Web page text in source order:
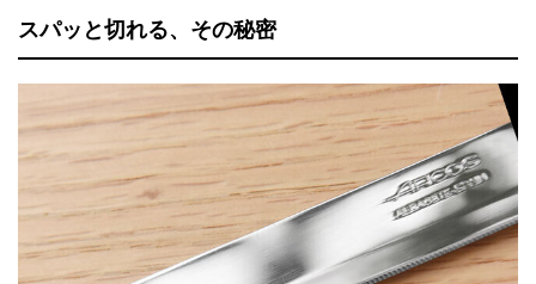
スパッと切れる、その秘密